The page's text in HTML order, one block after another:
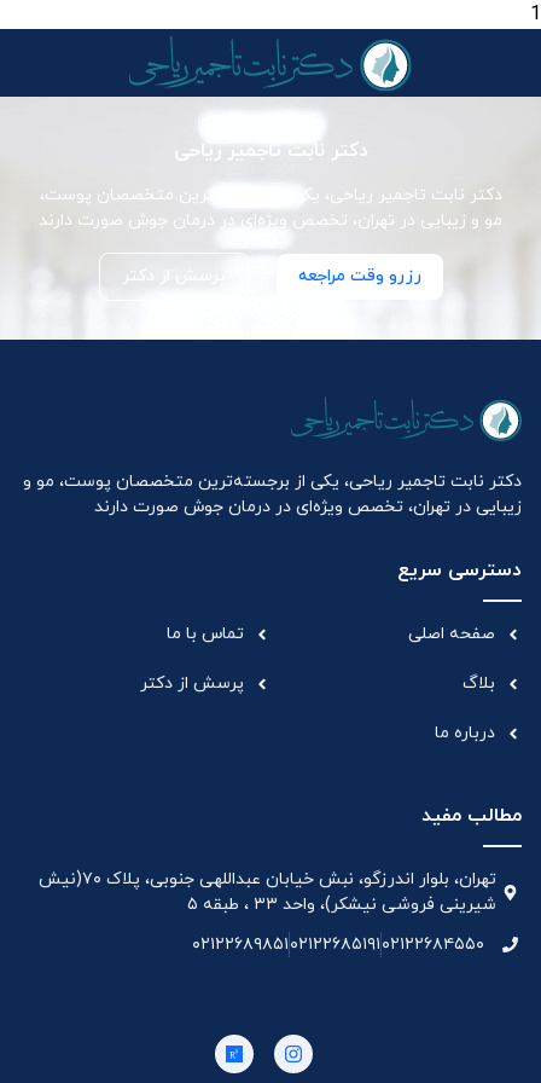
1
دکتر نابت تاجمیر ریاحی
دکتر نابت تاجمیر ریاحی، یکی از برجسته‌ترین متخصصان پوست،
مو و زیبایی در تهران، تخصص ویژه‌ای در درمان جوش صورت دارند
رزرو وقت مراجعه پرسش از دکتر
دکتر نابت تاجمیر ریاحی، یکی از برجسته‌ترین متخصصان پوست، مو و
زیبایی در تهران، تخصص ویژه‌ای در درمان جوش صورت دارند
دسترسی سریع
صفحه اصلی
بلاگ
درباره ما
تماس با ما
پرسش از دکتر
مطالب مفید
تهران، بلوار اندرزگو، نبش خیابان عبداللهی جنوبی، پلاک ۷۰(نیش
شیرینی فروشی نیشکر)، واحد ۳۳ ، طبقه ۵
۰۲۱۲۲۶۸۴۵۵۰۰۲۱۲۲۶۸۵۱۹۱۰۲۱۲۲۶۸۹۸۵۱